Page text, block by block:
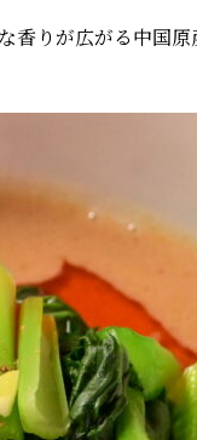
香りが広がる中国